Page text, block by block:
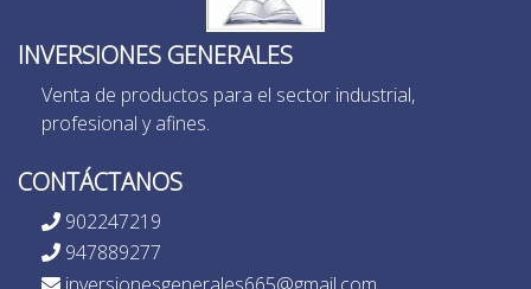
INVERSIONES GENERALES
Venta de productos para el sector industrial,
profesional y afines.
CONTÁCTANOS
902247219
947889277